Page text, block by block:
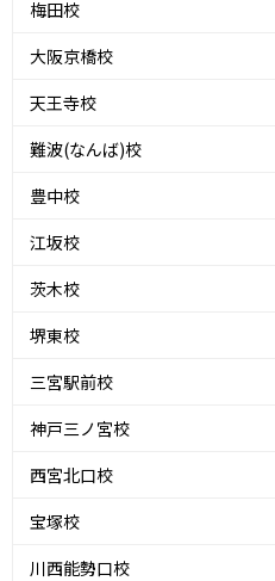
梅田校
大阪京橋校
天王寺校
難波(なんば)校
豊中校
江坂校
茨木校
堺東校
三宮駅前校
神戸三ノ宮校
西宮北口校
宝塚校
川西能勢口校